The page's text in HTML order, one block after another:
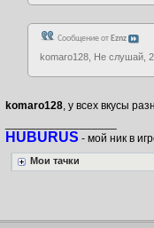
Сообщение от Eznz
komaro128, Не слушай,
komaro128 , у всех вкусы
HUBURUS - мой ник в
Мои тачки